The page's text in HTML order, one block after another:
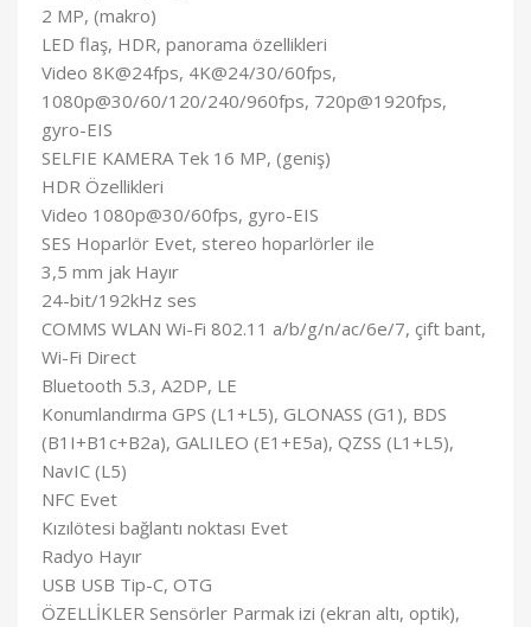
2 MP, (makro)
LED flaş, HDR, panorama özellikleri
Video 8K@24fps, 4K@24/30/60fps,
1080p@30/60/120/240/960fps, 720p@1920fps,
gyro-EIS
SELFIE KAMERA Tek 16 MP, (geniş)
HDR Özellikleri
Video 1080p@30/60fps, gyro-EIS
SES Hoparlör Evet, stereo hoparlörler ile
3,5 mm jak Hayır
24-bit/192kHz ses
COMMS WLAN Wi-Fi 802.11 a/b/g/n/ac/6e/7, çift bant,
Wi-Fi Direct
Bluetooth 5.3, A2DP, LE
Konumlandırma GPS (L1+L5), GLONASS (G1), BDS
(B1I+B1c+B2a), GALILEO (E1+E5a), QZSS (L1+L5),
NavIC (L5)
NFC Evet
Kızılötesi bağlantı noktası Evet
Radyo Hayır
USB USB Tip-C, OTG
ÖZELLİKLER Sensörler Parmak izi (ekran altı, optik),